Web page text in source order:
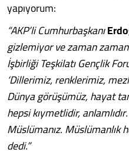
yapıyorum:
“AKP’li Cumhurbaşkanı
gizlemiyor ve zaman
İşbirliği Teşkilatı Gençlik
‘Dillerimiz, renklerimiz,
Dünya görüşümüz, hayat
hepsi kıymetlidir,
Müslümanız. Müslümanlık
dedi.”